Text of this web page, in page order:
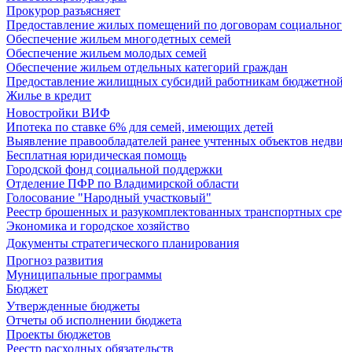
Прокурор разъясняет
Предоставление жилых помещений по договорам
Обеспечение жильем многодетных семей
Обеспечение жильем молодых семей
Обеспечение жильем отдельных категорий граждан
Предоставление жилищных субсидий работникам
Жилье в кредит
Новостройки ВИФ
Ипотека по ставке 6% для семей, имеющих детей
Выявление правообладателей ранее учтенных объектов
Бесплатная юридическая помощь
Городской фонд социальной поддержки
Отделение ПФР по Владимирской области
Голосование "Народный участковый"
Реестр брошенных и разукомплектованных транспортных
Экономика и городское хозяйство
Документы стратегического планирования
Прогноз развития
Муниципальные программы
Бюджет
Утвержденные бюджеты
Отчеты об исполнении бюджета
Проекты бюджетов
Реестр расходных обязательств